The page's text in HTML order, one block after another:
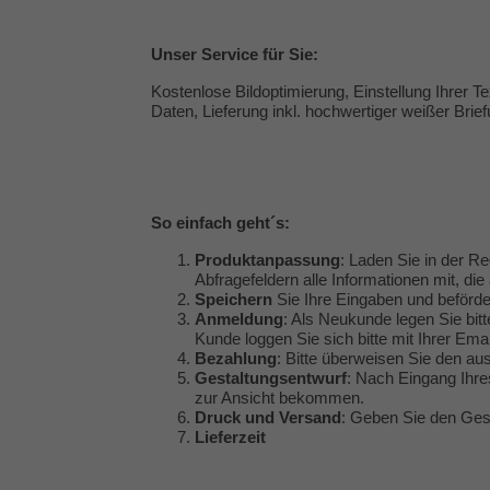
Unser Service für Sie:
Kostenlose Bildoptimierung, Einstellung Ihrer
Daten, Lieferung inkl. hochwertiger weißer
So einfach geht´s:
Produktanpassung: Laden Sie in der
Abfragefeldern alle Informationen mit, die
Speichern Sie Ihre Eingaben und
Anmeldung: Als Neukunde legen Sie
Kunde loggen Sie sich bitte mit Ihrer
Bezahlung: Bitte überweisen Sie den
Gestaltungsentwurf: Nach Eingang
zur Ansicht bekommen.
Druck und Versand: Geben Sie den
Lieferzeit